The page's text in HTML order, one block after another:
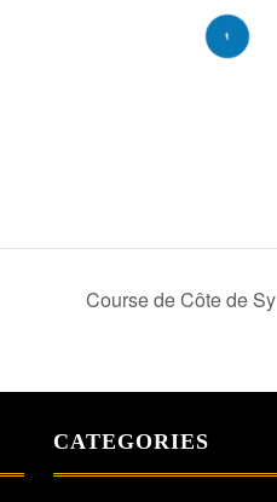
Course de Côte de Sy
CATEGORIES